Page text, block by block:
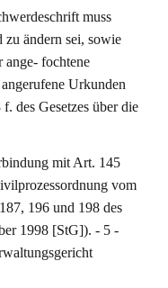
muss
zu ändern sei, sowie
ange- fochtene
Urkunden
des Gesetzes über die
mit Art. 145
vom
196 und 198 des
1998 [StG]). - 5 -